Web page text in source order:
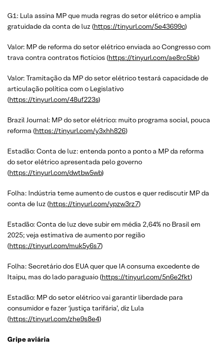
G1: Lula assina MP que muda regras do setor elétrico e amplia
gratuidade da conta de luz (https://tinyurl.com/5e43699c)
Valor: MP de reforma do setor elétrico enviada ao Congresso com
trava contra contratos fictícios (https://tinyurl.com/ae8rc5bk)
Valor: Tramitação da MP do setor elétrico testará capacidade de
articulação política com o Legislativo
(https://tinyurl.com/48uf223s)
Brazil Journal: MP do setor elétrico: muito programa social, pouca
reforma (https://tinyurl.com/y3xhh826)
Estadão: Conta de luz: entenda ponto a ponto a MP da reforma
do setor elétrico apresentada pelo governo
(https://tinyurl.com/dwtbw5wb)
Folha: Indústria teme aumento de custos e quer rediscutir MP da
conta de luz (https://tinyurl.com/ypzw3rz7)
Estadão: Conta de luz deve subir em média 2,64% no Brasil em
2025; veja estimativa de aumento por região
(https://tinyurl.com/muk5y6s7)
Folha: Secretário dos EUA quer que IA consuma excedente de
Itaipu, mas do lado paraguaio (https://tinyurl.com/5n6e2fkt)
Estadão: MP do setor elétrico vai garantir liberdade para
consumidor e fazer ‘justiça tarifária’, diz Lula
(https://tinyurl.com/zhe9s8e4)
Gripe aviária